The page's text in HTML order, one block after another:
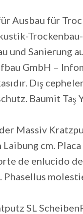
Ausbau für
und Sanierung
GmbH –
Dış
Baumit Taş
Massiv
cm.
de enlucido
Phasellus
SL